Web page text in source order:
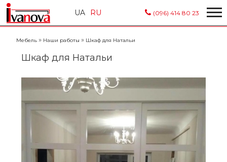
UA RU (096) 414 80 23
Мебель » Наши работы » Шкаф для Натальи
Шкаф для Натальи